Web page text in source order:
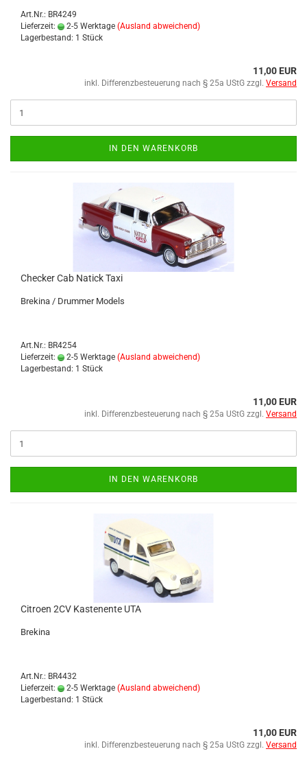
Art.Nr.: BR4249
Lieferzeit:
2-5 Werktage (Ausland abweichend)
Lagerbestand: 1 Stück
11,00 EUR
inkl. Differenzbesteuerung nach § 25a UStG zzgl. Versand
IN DEN WARENKORB
Che­cker Cab Na­tick Taxi
Bre­ki­na / Drum­mer Mo­dels
Art.Nr.: BR4254
Lieferzeit:
2-5 Werktage (Ausland abweichend)
Lagerbestand: 1 Stück
11,00 EUR
inkl. Differenzbesteuerung nach § 25a UStG zzgl. Versand
IN DEN WARENKORB
Ci­tro­en 2CV Kas­ten­en­te UTA
Bre­ki­na
Art.Nr.: BR4432
Lieferzeit:
2-5 Werktage (Ausland abweichend)
Lagerbestand: 1 Stück
11,00 EUR
inkl. Differenzbesteuerung nach § 25a UStG zzgl. Versand